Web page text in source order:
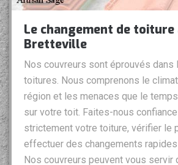
Le changement de
Bretteville
Nos couvreurs sont éprouvés dans
toitures. Nous comprenons le
région et les menaces que le
sur votre toit. Faites-nous
strictement votre toiture, vérifier le
effectuer des changements
Nos couvreurs peuvent vous servir